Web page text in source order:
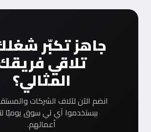
جاهز تكبّر
تلاقي
المثالي؟
انضم الآن لآلاف الشركات
بيستخدموا آي تي سوق يوميًا
أعمالهم.